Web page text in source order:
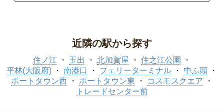
近隣の駅から探す
住ノ江 玉出 北加賀屋
住之江公園
平林(大阪府)
南港口 フェリーターミナル
中ふ頭
ポートタウン西
ポートタウン東
コスモスクエア
トレードセンター前